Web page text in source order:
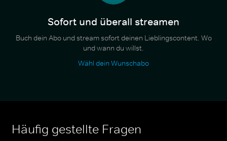
Sofort und überall streamen
Buch dein Abo und stream sofort deinen Lieblingscontent. Wo
und wann du willst.
Wähl dein Wunschabo
Häufig gestellte Fragen